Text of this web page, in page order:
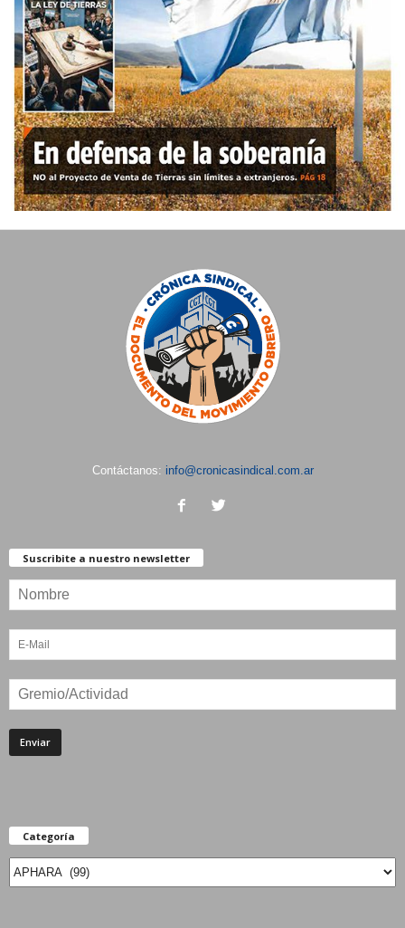
Contáctanos: info@cronicasindical.com.ar
Suscribite a nuestro newsletter
Categoría
Categoría